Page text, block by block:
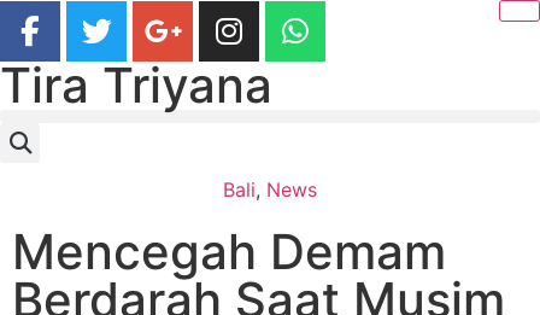
Tira Triyana
Bali, News
Mencegah Demam
Berdarah Saat Musim